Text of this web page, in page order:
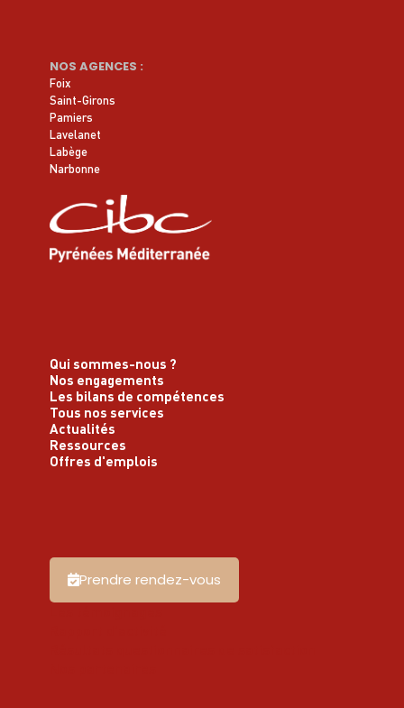
NOS AGENCES :
Foix
Saint-Girons
Pamiers
Lavelanet
Labège
Narbonne
Qui sommes-nous ?
Nos engagements
Les bilans de compétences
Tous nos services
Actualités
Ressources
Offres d'emplois
Prendre rendez-vous